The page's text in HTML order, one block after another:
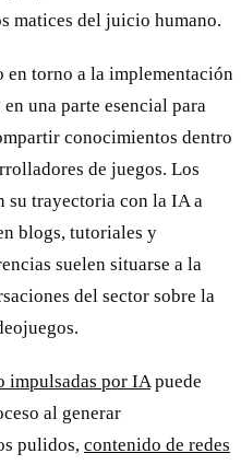
matices del juicio humano.
en torno a la implementación
una parte esencial para
conocimientos dentro
de juegos. Los
su trayectoria con la IA a
blogs, tutoriales y
suelen situarse a la
del sector sobre la
impulsadas por IApuede
al generar
pulidos, contenido de redes